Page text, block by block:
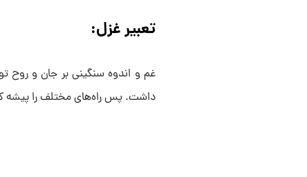
تعبیر غزل:
غم و اندوه سنگینی بر جان و روح
داشت. پس راه‌های مختلف را پیشه